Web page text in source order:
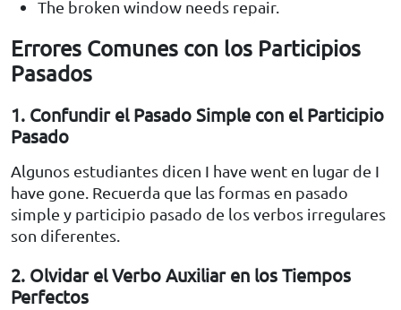
The broken window needs repair.
Errores Comunes con los Participios
Pasados
1. Confundir el Pasado Simple con el Participio
Pasado
Algunos estudiantes dicen I have went en lugar de I
have gone. Recuerda que las formas en pasado
simple y participio pasado de los verbos irregulares
son diferentes.
2. Olvidar el Verbo Auxiliar en los Tiempos
Perfectos